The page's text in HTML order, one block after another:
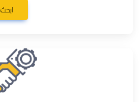
ابحث